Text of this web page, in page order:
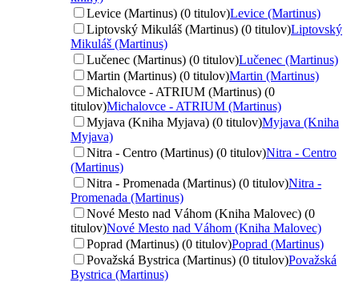
Levice (Martinus) (0 titulov)Levice (Martinus)
Liptovský Mikuláš (Martinus) (0 titulov)Liptovský
Mikuláš (Martinus)
Lučenec (Martinus) (0 titulov)Lučenec (Martinus)
Martin (Martinus) (0 titulov)Martin (Martinus)
Michalovce - ATRIUM (Martinus) (0
titulov)Michalovce - ATRIUM (Martinus)
Myjava (Kniha Myjava) (0 titulov)Myjava (Kniha
Myjava)
Nitra - Centro (Martinus) (0 titulov)Nitra - Centro
(Martinus)
Nitra - Promenada (Martinus) (0 titulov)Nitra -
Promenada (Martinus)
Nové Mesto nad Váhom (Kniha Malovec) (0
titulov)Nové Mesto nad Váhom (Kniha Malovec)
Poprad (Martinus) (0 titulov)Poprad (Martinus)
Považská Bystrica (Martinus) (0 titulov)Považská
Bystrica (Martinus)